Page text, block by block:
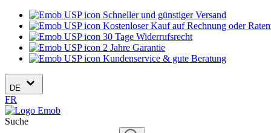
Schneller und günstiger Versand
Kostenloser Kauf auf Rechnung oder
30 Tage Widerrufsrecht
2 Jahre Garantie
Kundenservice & gute Beratung
DE
FR
Suche